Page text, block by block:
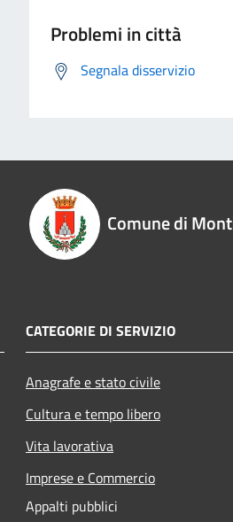
Problemi in città
Segnala disservizio
Comune di
CATEGORIE DI SERVIZIO
Anagrafe e stato civile
Cultura e tempo libero
Vita lavorativa
Imprese e Commercio
Appalti pubblici